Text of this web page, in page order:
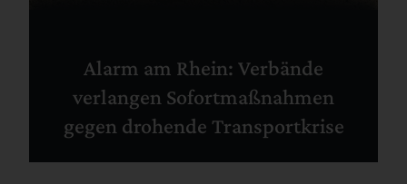
Alarm am Rhein: Verbände
verlangen Sofortmaßnahmen
gegen drohende Transportkrise